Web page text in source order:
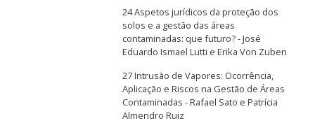
24 Aspetos jurídicos da proteção dos
solos e a gestão das áreas
contaminadas: que futuro? - José
Eduardo Ismael Lutti e Erika Von Zuben
27 Intrusão de Vapores: Ocorrência,
Aplicação e Riscos na Gestão de Áreas
Contaminadas - Rafael Sato e Patrícia
Almendro Ruiz